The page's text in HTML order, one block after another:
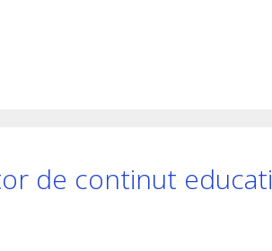
de continut